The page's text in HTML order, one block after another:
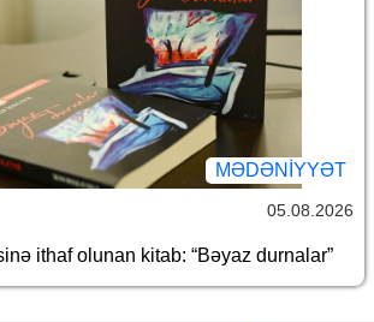
MƏDƏNIYYƏT
05.08.2026
ithaf olunan kitab: “Bəyaz durnalar”